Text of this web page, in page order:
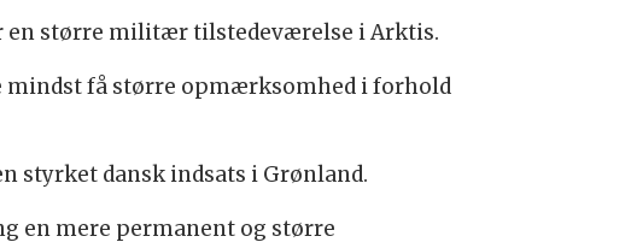
en større militær tilstedeværelse i Arktis.
mindst få større opmærksomhed i forhold
styrket dansk indsats i Grønland.
en mere permanent og større